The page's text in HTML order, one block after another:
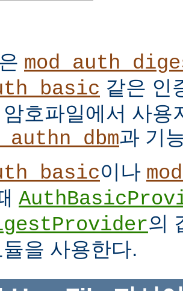
같은 인
호파일에서 사용
과 기
이나
의
을 사용한다.